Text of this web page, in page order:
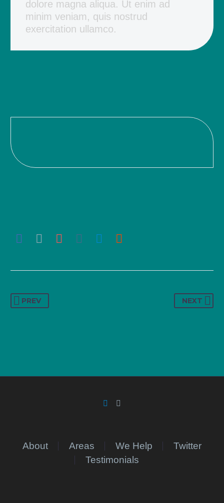
dolore magna aliqua. Ut enim ad
minim veniam, quis nostrud
exercitation ullamco.
PREV NEXT
About Areas We Help
Twitter
Testimonials